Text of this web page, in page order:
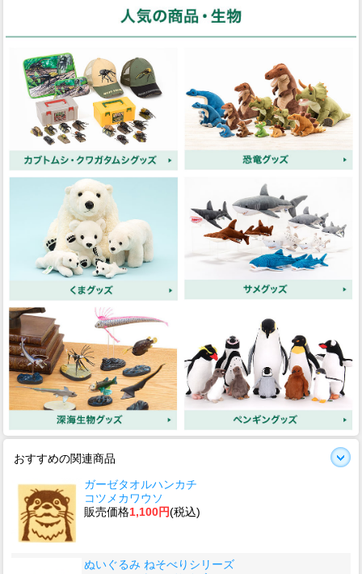
おすすめの関連商品
ガーゼタオルハンカチ
コツメカワウソ
販売価格1,100円(税込)
ぬいぐるみ ねそべりシリーズ